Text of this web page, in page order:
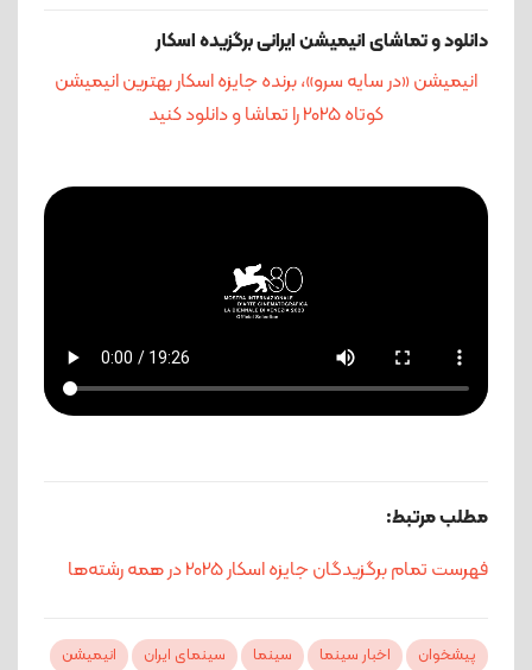
دانلود و تماشای انیمیشن ایرانی برگزیده اسکار
انیمیشن «در سایه سرو»، برنده جایزه اسکار بهترین انیمیشن
کوتاه 2025
را تماشا و دانلود کنید
مطلب مرتبط:
فهرست تمام برگزیدگان جایزه اسکار 2025 در همه رشته‌ها
پیشخوان اخبار سینما سینما سینمای ایران
انیمیشن